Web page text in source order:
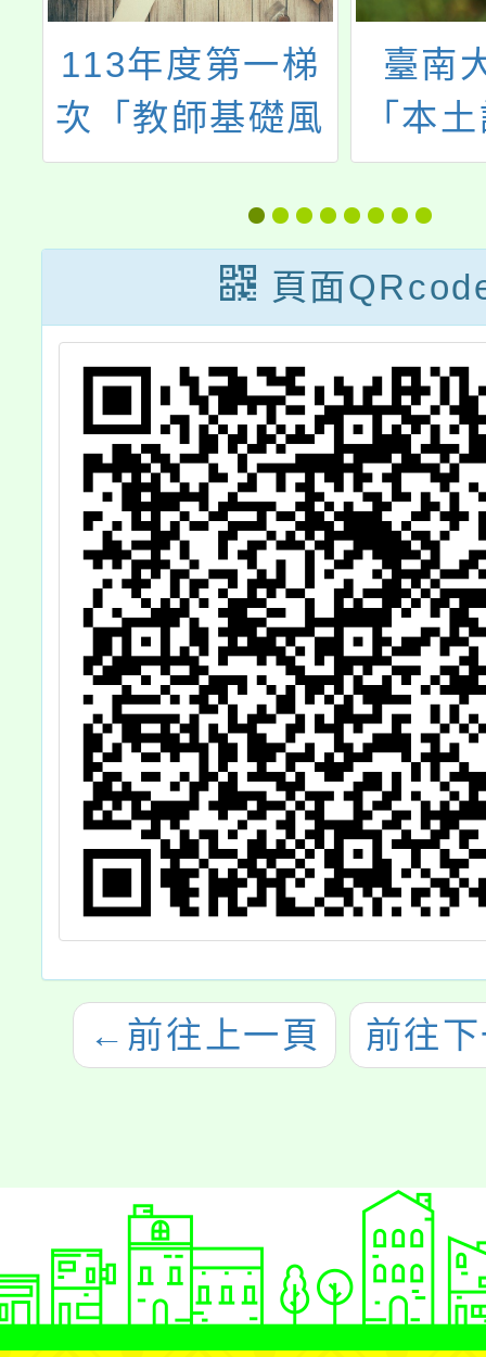
113年度第一梯
次「教師基礎風
險管理工作坊」
（共計20場次）
資訊
臺南
「本
教案
演
頁面
← 前往上一頁 前往